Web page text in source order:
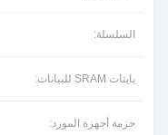
السلسلة:
بايتات SRAM للبيانات:
حزمة أجهزة المورد: